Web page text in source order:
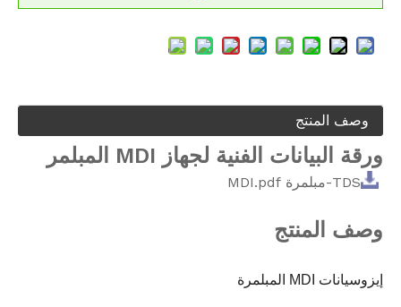
وصف المنتج
ورقة البيانات الفنية لجهاز MDI المبلمر
TDS-مبلمرة MDI.pdf
وصف المنتج
إيزوسيانات MDI المبلمرة